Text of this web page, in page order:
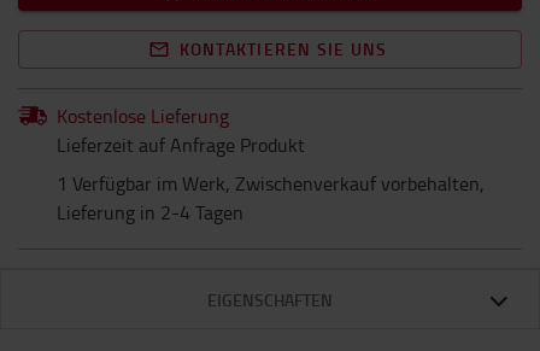
KONTAKTIEREN SIE UNS
Kostenlose Lieferung
Lieferzeit auf Anfrage Produkt
1 Verfügbar im Werk, Zwischenverkauf vorbehalten,
Lieferung in 2-4 Tagen
EIGENSCHAFTEN